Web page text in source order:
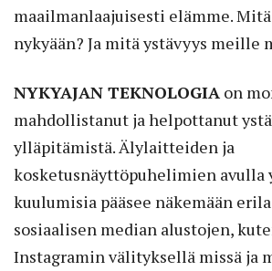
maailmanlaajuisesti elämme.
nykyään? Ja mitä ystävyys meille
NYKYAJAN TEKNOLOGIA on
mahdollistanut ja helpottanut
ylläpitämistä. Älylaitteiden ja
kosketusnäyttöpuhelimien avulla
kuulumisia pääsee näkemään
sosiaalisen median alustojen,
Instagramin välityksellä missä ja